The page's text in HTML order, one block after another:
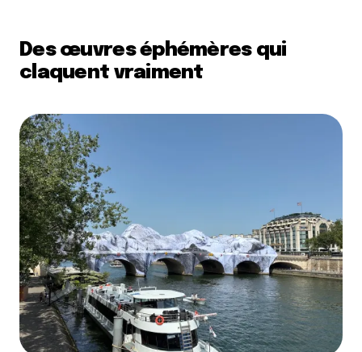
Des œuvres éphémères qui
claquent vraiment